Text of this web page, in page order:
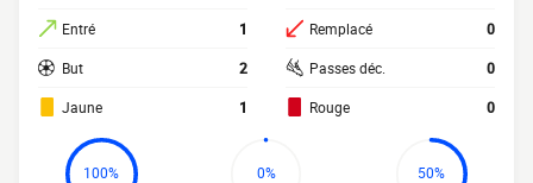
Entré 1
But 2
Jaune 1
Remplacé 0
Passes déc. 0
Rouge 0
100% 0% 50%